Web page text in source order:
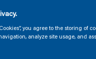
you agree to the storing of
analyze site usage, and